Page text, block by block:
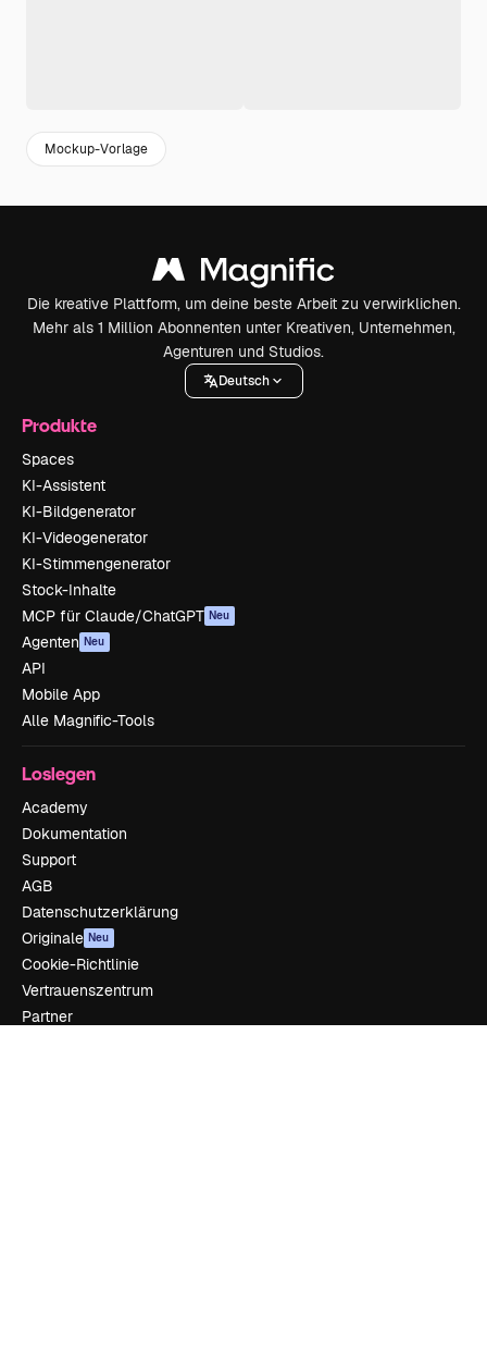
Mockup-Vorlage
Die kreative Plattform, um deine beste Arbeit zu verwirklichen.
Mehr als 1 Million Abonnenten unter Kreativen, Unternehmen,
Agenturen und Studios.
Deutsch
Produkte
Spaces
KI-Assistent
KI-Bildgenerator
KI-Videogenerator
KI-Stimmengenerator
Stock-Inhalte
MCP für Claude/ChatGPT Neu
Agenten Neu
API
Mobile App
Alle Magnific-Tools
Loslegen
Academy
Dokumentation
Support
AGB
Datenschutzerklärung
Originale Neu
Cookie-Richtlinie
Vertrauenszentrum
Partner